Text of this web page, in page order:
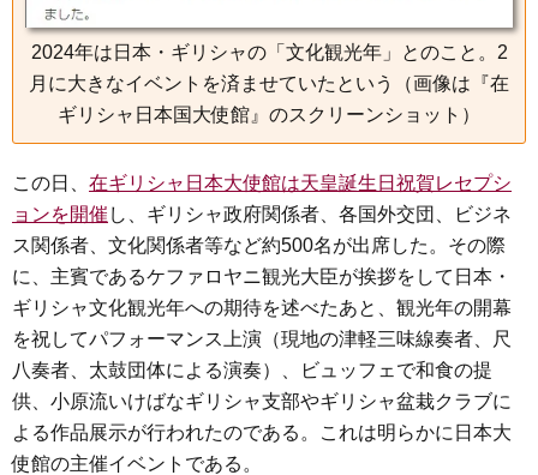
2024年は日本・ギリシャの「文化観光年」とのこと。2
月に大きなイベントを済ませていたという（画像は『在
ギリシャ日本国大使館』のスクリーンショット）
この日、 在ギリシャ日本大使館は天皇誕生日祝賀レセプシ
ョンを開催 し、ギリシャ政府関係者、各国外交団、ビジネ
ス関係者、文化関係者等など約500名が出席した。その際
に、主賓であるケファロヤニ観光大臣が挨拶をして日本・
ギリシャ文化観光年への期待を述べたあと、観光年の開幕
を祝してパフォーマンス上演（現地の津軽三味線奏者、尺
八奏者、太鼓団体による演奏）、ビュッフェで和食の提
供、小原流いけばなギリシャ支部やギリシャ盆栽クラブに
よる作品展示が行われたのである。これは明らかに日本大
使館の主催イベントである。